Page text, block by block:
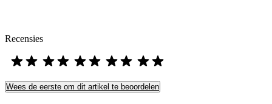
Recensies
Wees de eerste om dit artikel te beoordelen